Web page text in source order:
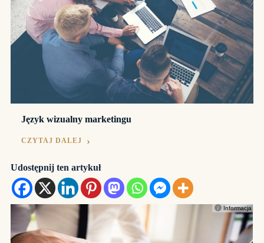
Język wizualny marketingu
CZYTAJ DALEJ
Udostępnij ten artykuł